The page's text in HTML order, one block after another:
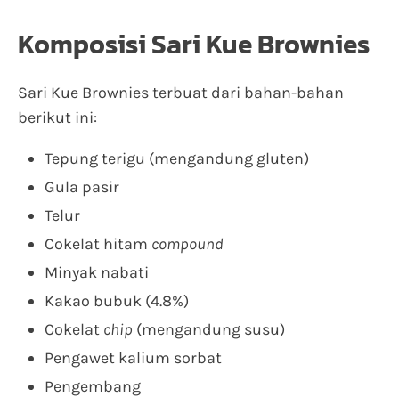
Komposisi Sari Kue Brownies
Sari Kue Brownies terbuat dari bahan-bahan
berikut ini:
Tepung terigu (mengandung gluten)
Gula pasir
Telur
Cokelat hitam compound
Minyak nabati
Kakao bubuk (4.8%)
Cokelat chip (mengandung susu)
Pengawet kalium sorbat
Pengembang